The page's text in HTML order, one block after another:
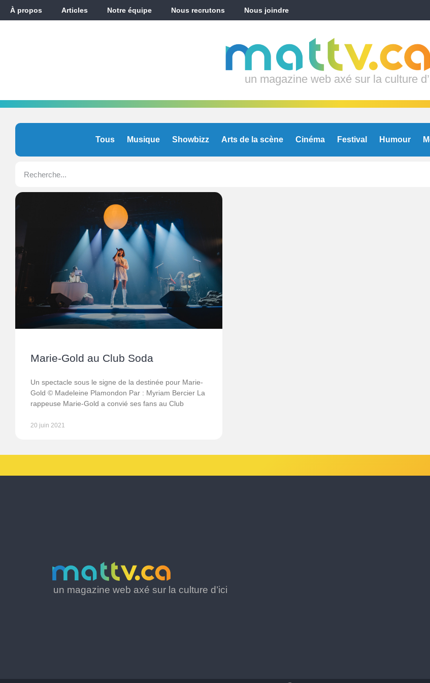
À propos Articles Notre équipe Nous recrutons Nous joindre
un magazine web axé sur la culture
Tous Musique Showbizz Arts de la scène Cinéma Festival Humour
Marie-Gold au Club Soda
Un spectacle sous le signe de la destinée pour Marie-
Gold © Madeleine Plamondon Par : Myriam Bercier La
rappeuse Marie-Gold a convié ses fans au Club
20 juin 2021
un magazine web axé sur la culture d’ici